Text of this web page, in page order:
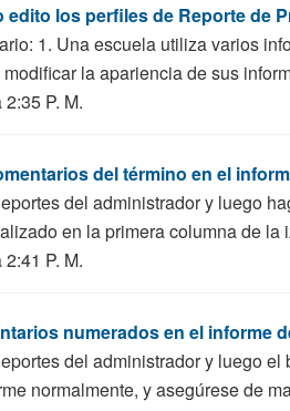
edito los perfiles de Reporte de
1. Una escuela utiliza varios
la apariencia de sus
P. M.
del término en el
del administrador y luego
en la primera columna de la
P. M.
numerados en el informe
del administrador y luego
normalmente, y asegúrese de